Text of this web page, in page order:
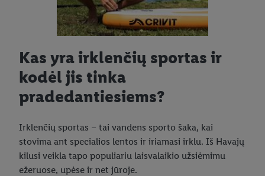
Kas yra irklenčių sportas ir
kodėl jis tinka
pradedantiesiems?
Irklenčių sportas – tai vandens sporto šaka, kai
stovima ant specialios lentos ir iriamasi irklu. Iš Havajų
kilusi veikla tapo populiariu laisvalaikio užsiėmimu
ežeruose, upėse ir net jūroje.